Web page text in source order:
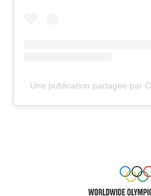
Une publication partagée par